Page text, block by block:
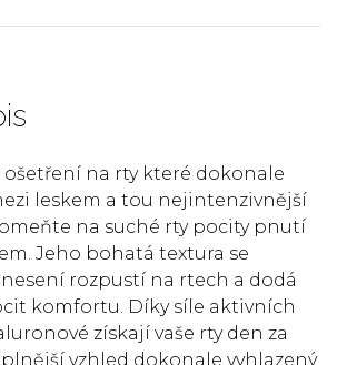
na rty které dokonale
leskem a tou nejintenzivnější
na suché rty pocity pnutí
Jeho bohatá textura se
rozpustí na rtech a dodá
komfortu. Díky síle aktivních
získají vaše rty den za
vzhled dokonale vyhlazený